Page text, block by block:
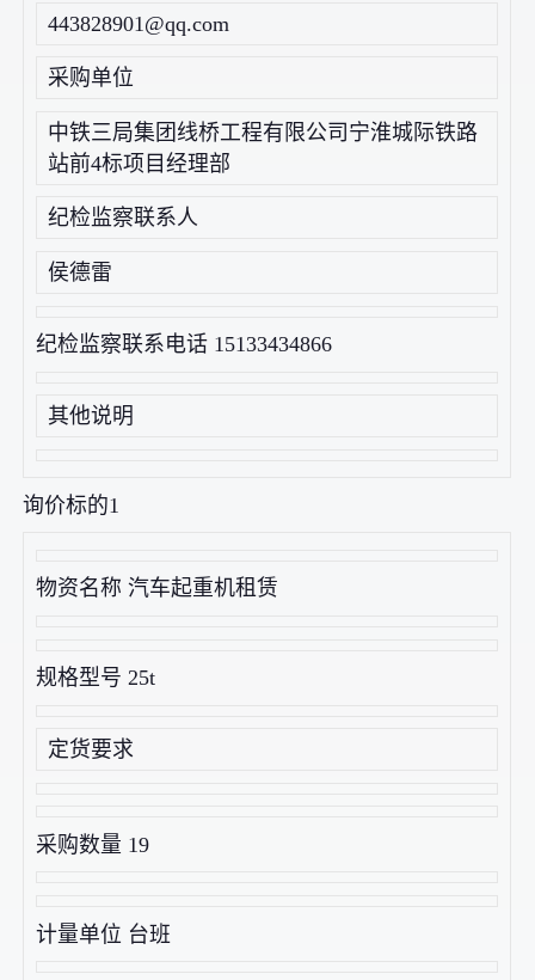
443828901@qq.com
采购单位
中铁三局集团线桥工程有限公司宁淮城际铁路
站前4标项目经理部
纪检监察联系人
侯德雷
纪检监察联系电话 15133434866
其他说明
询价标的1
物资名称 汽车起重机租赁
规格型号 25t
定货要求
采购数量 19
计量单位 台班